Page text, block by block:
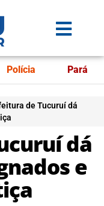
Polícia Pará
de Tucuruí dá
dá
e